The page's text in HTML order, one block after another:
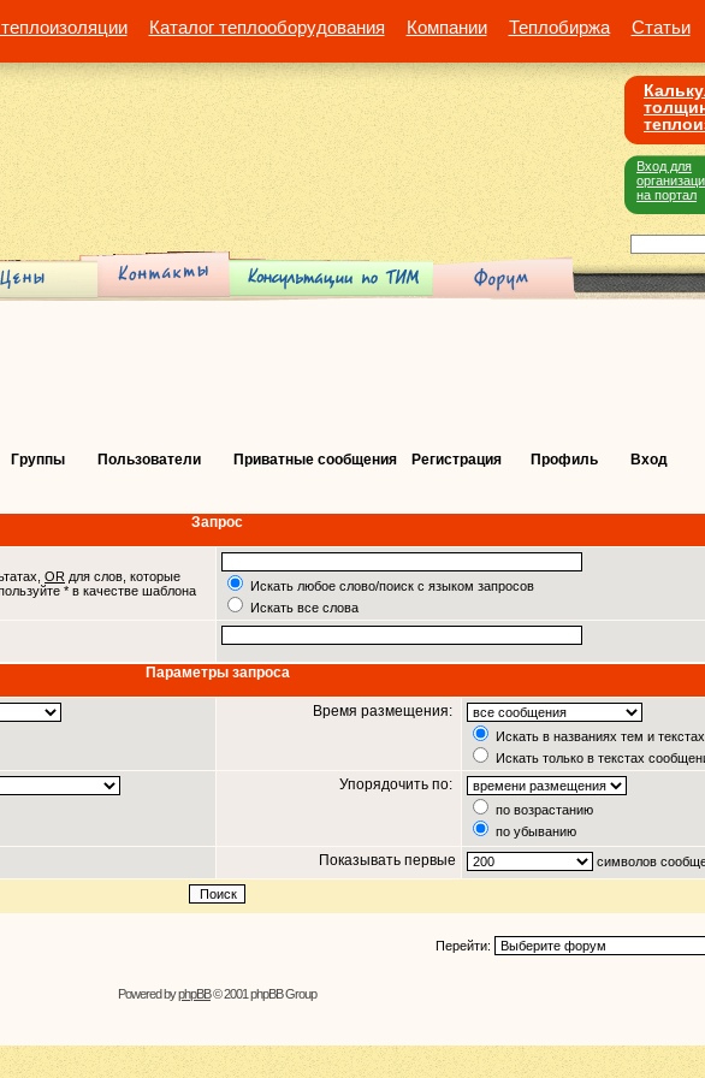
Каталог теплооборудования Компании Теплобиржа Статьи
Вход для
на портал
Группы Пользователи Приватные сообщения Регистрация Профиль Вход
Запрос
OR для слов, которые
* в качестве шаблона
Искать любое слово/поиск с языком запросов
Искать все слова
Параметры запроса
Время размещения:
Искать в названиях тем и
Искать только в текстах
Упорядочить по:
по возрастанию
по убыванию
Показывать первые символов
Перейти:
Powered byphpBB© 2001 phpBB Group